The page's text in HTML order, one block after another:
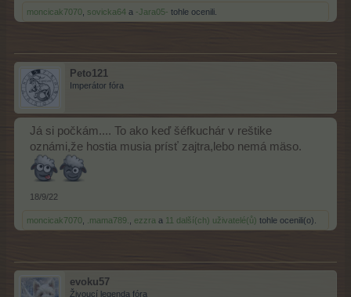
moncicak7070, sovicka64 a -Jara05- tohle ocenili.
Peto121
Imperátor fóra
Já si počkám.... To ako keď šéfkuchár v reštike
oznámi,že hostia musia prísť zajtra,lebo nemá mäso.
18/9/22
moncicak7070, .mama789., ezzra a 11 další(ch) uživatelé(ů) tohle ocenili(o).
evoku57
Živoucí legenda fóra